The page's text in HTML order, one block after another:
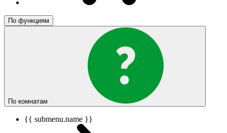
По функциям
По комнатам
{{ submenu.name }}